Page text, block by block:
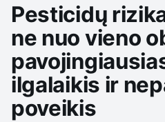
Pesticidų
ne nuo vieno
ilgalaikis ir
poveikis